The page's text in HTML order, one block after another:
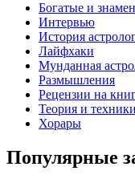
Богатые и
Интервью
История
Лайфхаки
Мунданная
Размышления
Рецензии на
Теория и техники
Хорары
Популярные